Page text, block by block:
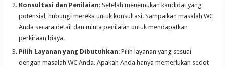
Konsultasi dan Penilaian: Setelah menemukan kandidat yang
potensial, hubungi mereka untuk konsultasi. Sampaikan masalah WC
Anda secara detail dan minta penilaian untuk mendapatkan
perkiraan biaya.
Pilih Layanan yang Dibutuhkan: Pilih layanan yang sesuai
dengan masalah WC Anda. Apakah Anda hanya memerlukan sedot